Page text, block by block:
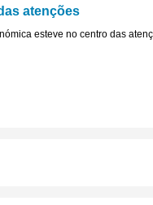
atenções
esteve no centro das